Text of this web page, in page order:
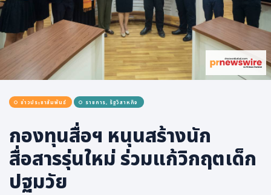
การศึกษา
ศิลปะ, วัฒนธรรม
ศาสนา
การเมือง
ธุรกิจ, สังคม
เศรษฐกิจ, การเงิน
การเกษตร
พลังงาน, สิ่งแวดล้อม
ยานยนต์
ข่าวประชาสัมพันธ์ ราชการ, รัฐวิสาหกิจ
กองทุนสื่อฯ หนุนสร้างนัก
สื่อสารรุ่นใหม่ ร่วมแก้วิกฤตเด็ก
ปฐมวัย